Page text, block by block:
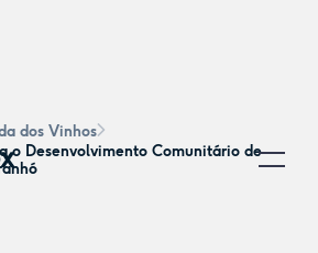
dos Vinhos
o Desenvolvimento Comunitário de